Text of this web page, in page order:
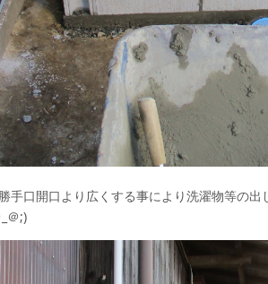
手口開口より広くする事により洗濯物等の
＠;)